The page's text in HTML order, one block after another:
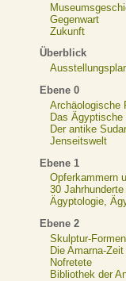
Gegenwart
Zukunft
Überblick
Ebene 0
Archäologische
Das Ägyptische
Der antike
Jenseitswelt
Ebene 1
Opferkammern
30
Ägyptologie,
Ebene 2
Skulptur-Formen
Die Amarna-Zeit
Nofretete
Bibliothek der